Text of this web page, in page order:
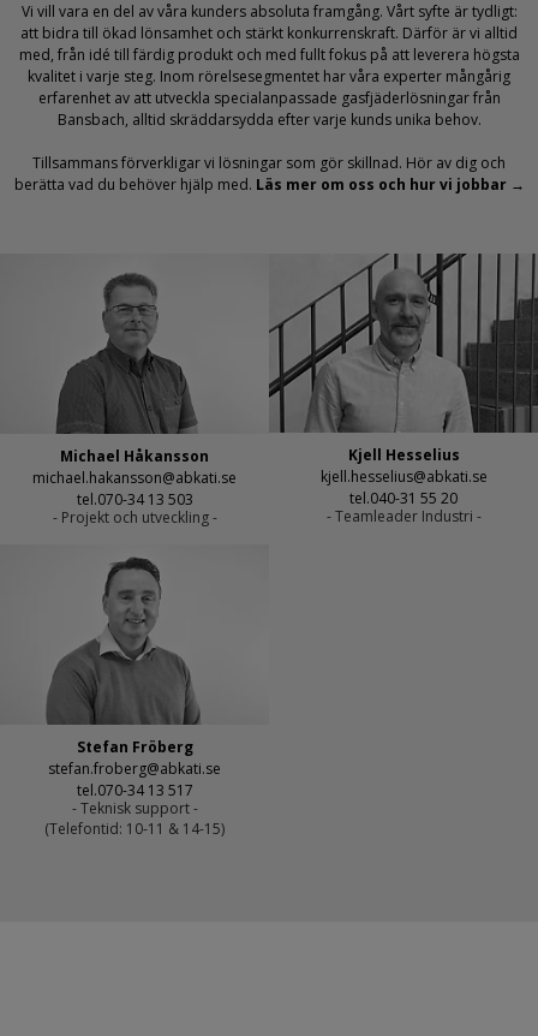
Vi vill vara en del av våra kunders absoluta framgång. Vårt syfte är tydligt:
att bidra till ökad lönsamhet och stärkt konkurrenskraft. Därför är vi alltid
med, från idé till färdig produkt och med fullt fokus på att leverera högsta
kvalitet i varje steg. Inom rörelsesegmentet har våra experter mångårig
erfarenhet av att utveckla specialanpassade gasfjäderlösningar från
Bansbach, alltid skräddarsydda efter varje kunds unika behov.
Tillsammans förverkligar vi lösningar som gör skillnad. Hör av dig och
berätta vad du behöver hjälp med. Läs mer om oss och hur vi jobbar →
Michael Håkansson
michael.hakansson@abkati.se
tel.070-34 13 503
- Projekt och utveckling -
Kjell Hesselius
kjell.hesselius@abkati.se
tel.040-31 55 20
- Teamleader Industri -
Stefan Fröberg
stefan.froberg@abkati.se
tel.070-34 13 517
- Teknisk support -
(Telefontid: 10-11 & 14-15)